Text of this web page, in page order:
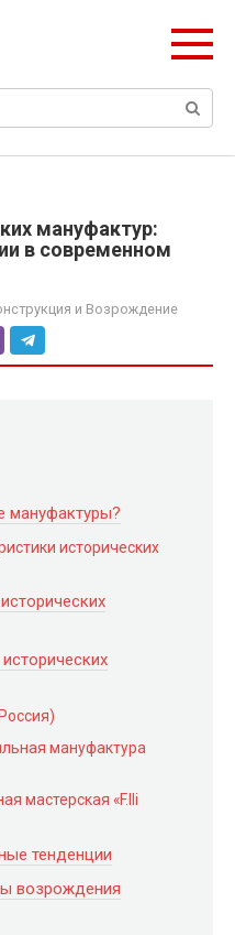
мануфактур:
в современном
и Возрождение
мануфактуры?
исторических
мануфактура
мастерская «F.lli
тенденции
возрождения